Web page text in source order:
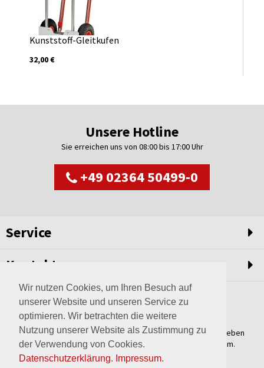
Wir nutzen Cookies, um Ihren Besuch auf
unserer Website und unseren Service zu
optimieren. Wir betrachten die weitere
Nutzung unserer Website als Zustimmung zu
der Verwendung von Cookies.
Datenschutzerklärung. Impressum.
Kunststoff-Gleitkufen
32,00 €
Unsere Hotline
Sie erreichen uns von 08:00 bis 17:00 Uhr
+49 02364 50499-0
Service
Kontakt
Weltweit setzen wir unsere Erfahrungswerte und unser Streben
nach innovativen Lösungen in unvergleichliche Anlagen um.
Erfahren Sie mehr über uns.